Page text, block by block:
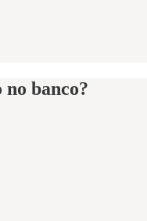
banco?